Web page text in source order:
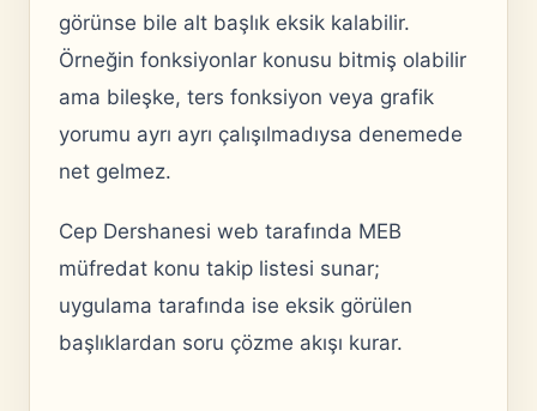
görünse bile alt başlık eksik kalabilir.
Örneğin fonksiyonlar konusu bitmiş olabilir
ama bileşke, ters fonksiyon veya grafik
yorumu ayrı ayrı çalışılmadıysa denemede
net gelmez.
Cep Dershanesi web tarafında MEB
müfredat konu takip listesi sunar;
uygulama tarafında ise eksik görülen
başlıklardan soru çözme akışı kurar.